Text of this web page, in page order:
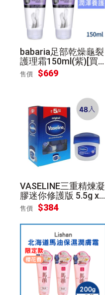
babaria足部乾燥龜裂
護理霜150ml(紫)[買1
送1]
售價 $669
VASELINE三重精煉凝
膠迷你修護版 5.5g x 4
8顆
售價 $384